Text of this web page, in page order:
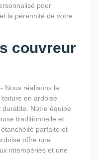
pour
la pérennité de votre
couvreur
- Nous réalisons la
en ardoise
Notre équipe
traditionnelle et
parfaite et
offre une
intempéries et une